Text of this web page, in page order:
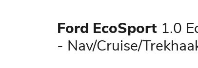
Ford EcoSport 1.0
- Nav/Cruise/